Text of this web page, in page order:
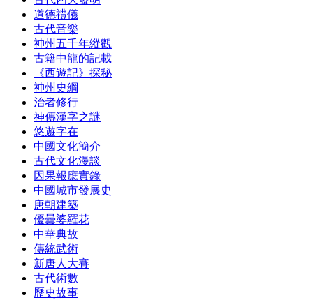
道德禮儀
古代音樂
神州五千年縱觀
古籍中龍的記載
《西遊記》探秘
神州史綱
治者修行
神傳漢字之謎
悠遊字在
中國文化簡介
古代文化漫談
因果報應實錄
中國城市發展史
唐朝建築
優曇婆羅花
中華典故
傳統武術
新唐人大賽
古代術數
歷史故事